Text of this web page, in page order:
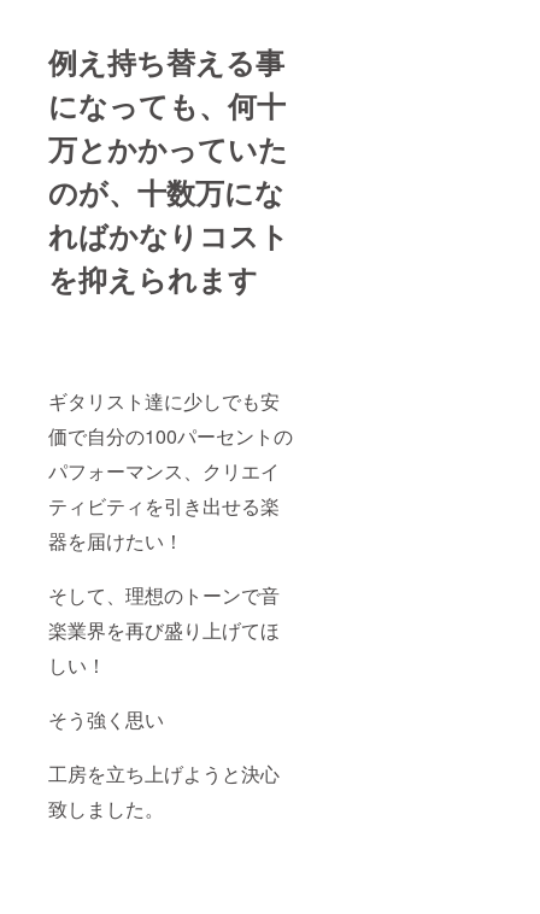
例え持ち替える事
になっても、何十
万とかかっていた
のが、十数万にな
ればかなりコスト
を抑えられます
ギタリスト達に少しでも安
価で自分の100パーセントの
パフォーマンス、クリエイ
ティビティを引き出せる楽
器を届けたい！
そして、理想のトーンで音
楽業界を再び盛り上げてほ
しい！
そう強く思い
工房を立ち上げようと決心
致しました。